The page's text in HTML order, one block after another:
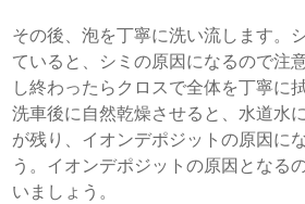
その後、泡を丁寧に洗い流します。
ていると、シミの原因になるので注
し終わったらクロスで全体を丁寧に
洗車後に自然乾燥させると、水道水
が残り、イオンデポジットの原因に
う。イオンデポジットの原因となる
いましょう。